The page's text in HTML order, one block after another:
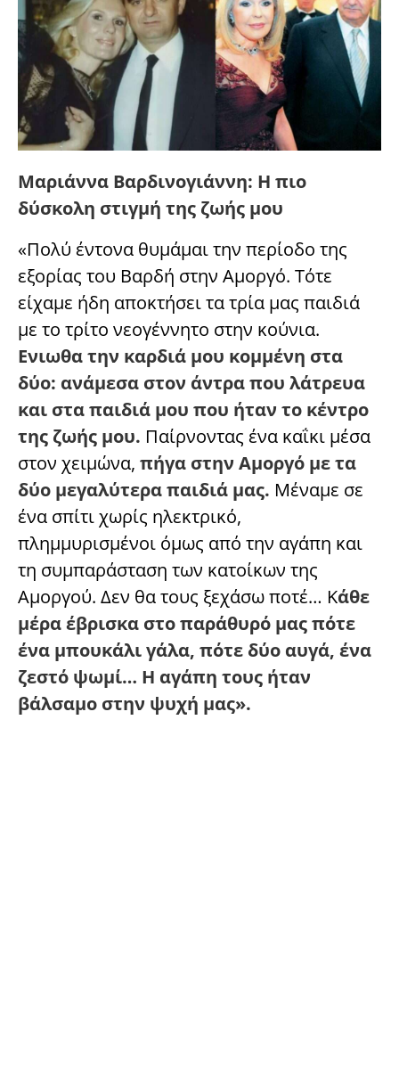
Μαριάννα Βαρδινογιάννη: Η πιο
δύσκολη στιγμή της ζωής μου
«Πολύ έντονα θυμάμαι την περίοδο της
εξορίας του Βαρδή στην Αμοργό. Τότε
είχαμε ήδη αποκτήσει τα τρία μας παιδιά
με το τρίτο νεογέννητο στην κούνια.
Ενιωθα την καρδιά μου κομμένη στα
δύο: ανάμεσα στον άντρα που λάτρευα
και στα παιδιά μου που ήταν το κέντρο
της ζωής μου. Παίρνοντας ένα καΐκι μέσα
στον χειμώνα, πήγα στην Αμοργό με τα
δύο μεγαλύτερα παιδιά μας. Μέναμε σε
ένα σπίτι χωρίς ηλεκτρικό,
πλημμυρισμένοι όμως από την αγάπη και
τη συμπαράσταση των κατοίκων της
Αμοργού. Δεν θα τους ξεχάσω ποτέ… Κάθε
μέρα έβρισκα στο παράθυρό μας πότε
ένα μπουκάλι γάλα, πότε δύο αυγά, ένα
ζεστό ψωμί… Η αγάπη τους ήταν
βάλσαμο στην ψυχή μας».